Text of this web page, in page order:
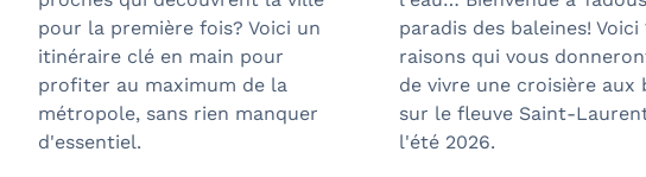
pour la première fois? Voici un
itinéraire clé en main pour
profiter au maximum de la
métropole, sans rien manquer
d'essentiel.
paradis des baleines! Voici
raisons qui vous
de vivre une croisière aux
sur le fleuve Saint-
l'été 2026.